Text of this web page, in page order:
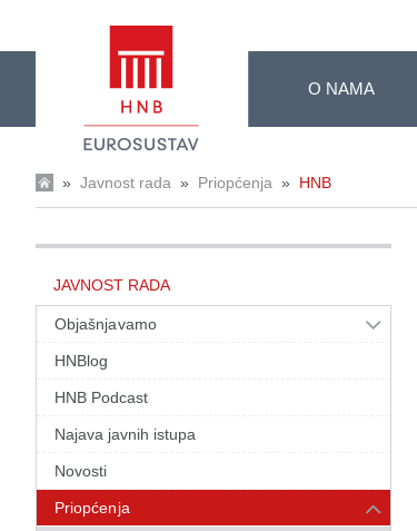
O NAMA
» Javnost rada » Priopćenja » HNB
JAVNOST RADA
Objašnjavamo
HNBlog
HNB Podcast
Najava javnih istupa
Novosti
Priopćenja